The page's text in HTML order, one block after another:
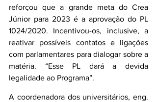
reforçou que a grande meta do Crea
Júnior para 2023 é a aprovação do PL
1024/2020. Incentivou-os, inclusive, a
reativar possíveis contatos e ligações
com parlamentares para dialogar sobre a
matéria. “Esse PL dará a devida
legalidade ao Programa”.
A coordenadora dos universitários, eng.